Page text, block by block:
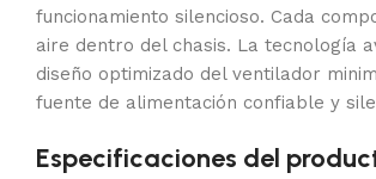
funcionamiento silencioso. Cada
aire dentro del chasis. La tecnología
diseño optimizado del ventilador
fuente de alimentación confiable y
Especificaciones del